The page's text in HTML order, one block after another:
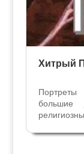
Хитрый
большие
III. Тициан